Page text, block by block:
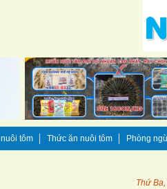
tôm Thức ăn nuôi tôm Phòng
Thứ